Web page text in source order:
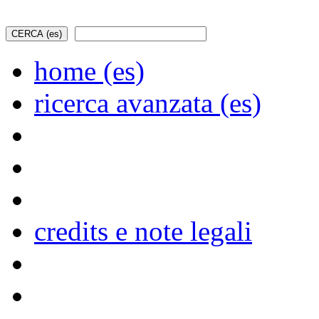
home (es)
ricerca avanzata (es)
credits e note legali